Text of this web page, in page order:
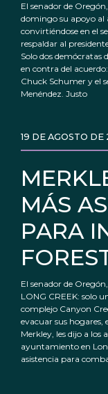
El senador de
domingo su apoyo al
convirtiéndose en el
respaldar al
Solo dos demócratas
en contra del
Chuck Schumer y el
Menéndez. Justo
MÁS
PARA
19 DE AGOSTO DE
El senador de
LONG CREEK: solo
complejo Canyon
evacuar sus hogares,
Merkley, les dijo a los
ayuntamiento en
asistencia para